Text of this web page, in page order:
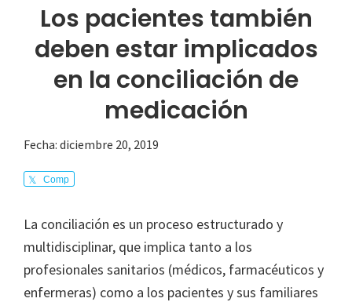
Los pacientes también
deben estar implicados
en la conciliación de
medicación
Fecha: diciembre 20, 2019
Comp
La conciliación es un proceso estructurado y
multidisciplinar, que implica tanto a los
profesionales sanitarios (médicos, farmacéuticos y
enfermeras) como a los pacientes y sus familiares